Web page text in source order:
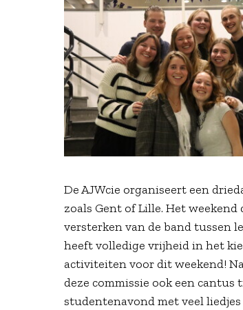
De AJWcie organiseert een
zoals Gent of Lille. Het
versterken van de band tussen
heeft volledige vrijheid in het
activiteiten voor dit weekend!
deze commissie ook een cantus
studentenavond met veel